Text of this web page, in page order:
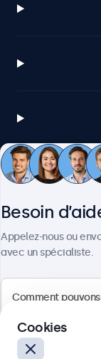
Besoin
Appelez-nous ou
avec un spécialiste.
Cookies